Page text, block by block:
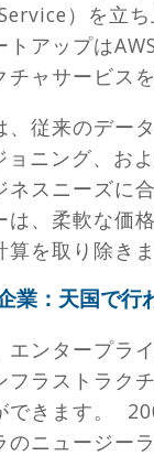
）を立
アップは
ャサービス
従来のデー
ニング、お
スニーズに
、柔軟な価
を取り除きま
業：天国で行
ンタープラ
ラストラク
きます。
ニュージーラ